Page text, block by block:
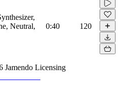
Neutral,
0:40 120
Jamendo Licensing